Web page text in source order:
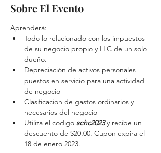
Sobre El Evento
Aprenderá:
Todo lo relacionado con los impuestos
de su negocio propio y LLC de un solo
dueño.
Depreciación de activos personales
puestos en servicio para una actividad
de negocio
Clasificacion de gastos ordinarios y
necesarios del negocio
Utiliza el codigo schc2023 y recibe un
descuento de $20.00. Cupon expira el
18 de enero 2023.